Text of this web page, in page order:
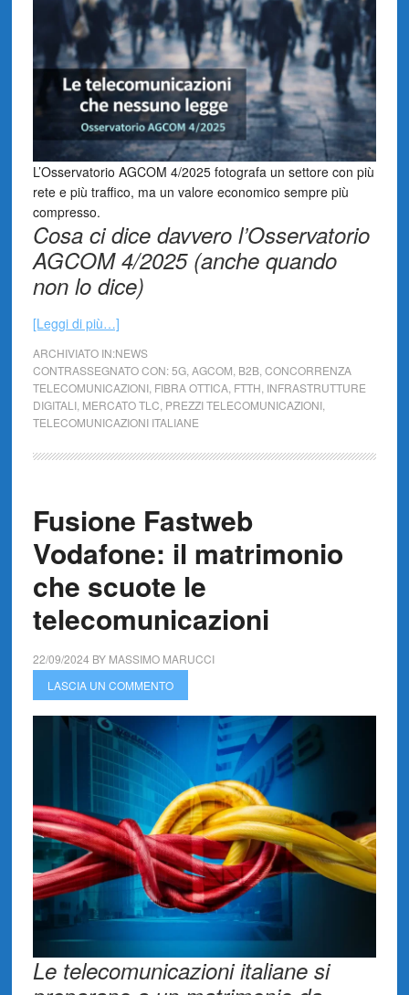
L’Osservatorio AGCOM 4/2025 fotografa un settore con più
rete e più traffico, ma un valore economico sempre più
compresso.
Cosa ci dice davvero l’Osservatorio
AGCOM 4/2025 (anche quando
non lo dice)
[Leggi di più…]
ARCHIVIATO IN:NEWS
CONTRASSEGNATO CON:5G, AGCOM B2B, CONCORRENZA
TELECOMUNICAZIONI, FIBRA OTTICA, FTTH INFRASTRUTTURE
DIGITALI, MERCATO TLC PREZZI TELECOMUNICAZIONI,
TELECOMUNICAZIONI ITALIANE
Fusione Fastweb
Vodafone: il matrimonio
che scuote le
telecomunicazioni
22/09/2024 BY MASSIMO MARUCCI
LASCIA UN COMMENTO
Le telecomunicazioni italiane si